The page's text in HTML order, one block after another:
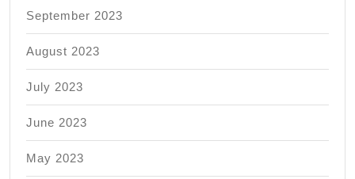
September 2023
August 2023
July 2023
June 2023
May 2023